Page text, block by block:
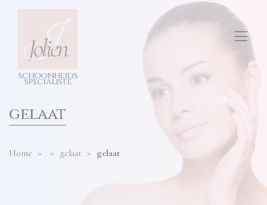
schoonheids
specialiste
TARIEVEN
CONTACT
gelaat
Home > > gelaat > gelaat